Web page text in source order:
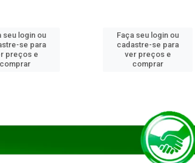
seu login ou
se para
preços e
comprar
Faça seu login ou
cadastre-se para
ver preços e
comprar